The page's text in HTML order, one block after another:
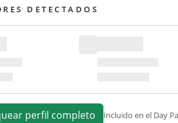
DETECTADOS
perfil completo Incluido en el Day